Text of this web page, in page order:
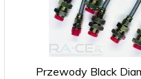
Przewody Black